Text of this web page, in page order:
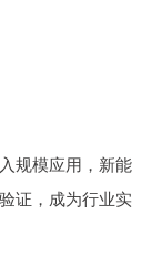
规模应用，新能
证，成为行业实